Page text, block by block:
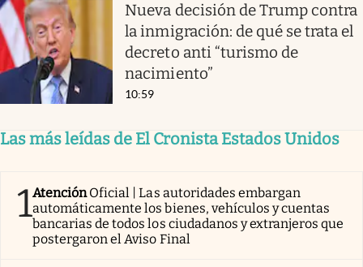
Nueva decisión de Trump contra
la inmigración: de qué se trata el
decreto anti “turismo de
nacimiento”
10:59
Las más leídas de El Cronista Estados Unidos
1AtenciónOficial | Las autoridades embargan
automáticamente los bienes, vehículos y cuentas
bancarias de todos los ciudadanos y extranjeros que
postergaron el Aviso Final